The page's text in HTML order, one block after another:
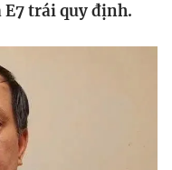
trái quy định.